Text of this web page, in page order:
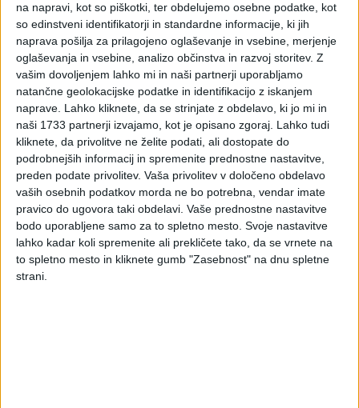
na napravi, kot so piškotki, ter obdelujemo osebne podatke, kot
so edinstveni identifikatorji in standardne informacije, ki jih
naprava pošilja za prilagojeno oglaševanje in vsebine, merjenje
oglaševanja in vsebine, analizo občinstva in razvoj storitev. Z
vašim dovoljenjem lahko mi in naši partnerji uporabljamo
natančne geolokacijske podatke in identifikacijo z iskanjem
naprave. Lahko kliknete, da se strinjate z obdelavo, ki jo mi in
naši 1733 partnerji izvajamo, kot je opisano zgoraj. Lahko tudi
kliknete, da privolitve ne želite podati, ali dostopate do
podrobnejših informacij in spremenite prednostne nastavitve,
preden podate privolitev. Vaša privolitev v določeno obdelavo
vaših osebnih podatkov morda ne bo potrebna, vendar imate
pravico do ugovora taki obdelavi. Vaše prednostne nastavitve
bodo uporabljene samo za to spletno mesto. Svoje nastavitve
lahko kadar koli spremenite ali prekličete tako, da se vrnete na
to spletno mesto in kliknete gumb "Zasebnost" na dnu spletne
strani.
Vpisano: 2. november 2016 ob 16:46
Sklepi o davčni izvršbi:
eVročanje podjetnikom
za izterjavo dolga
njihovih zaposlenih
V zvezi z eVročanjem so na FURS prejeli nekaj vprašanj,
ki se nanašajo na izterjavo davčnega dolga
posameznikov, ki so zaposleni pri podjetnikih.
Pojasnilo FURS
V zvezi z eVročanjem so na FURS prejeli nekaj vprašanj, ki se